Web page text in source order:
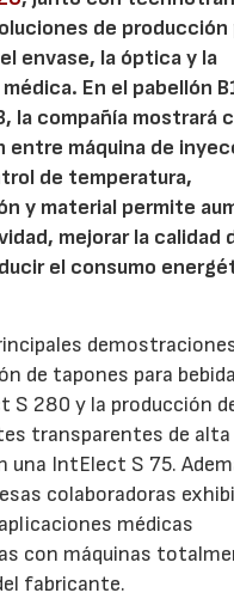
de producción
envase, la óptica y la
En el pabellón
la compañía mostrará
entre máquina de
de temperatura,
y material permite
mejorar la calidad
el consumo
de tapones para
S 280 y la producción
transparentes de alta
una IntElect S 75.
colaboradoras
médicas
con máquinas
fabricante.